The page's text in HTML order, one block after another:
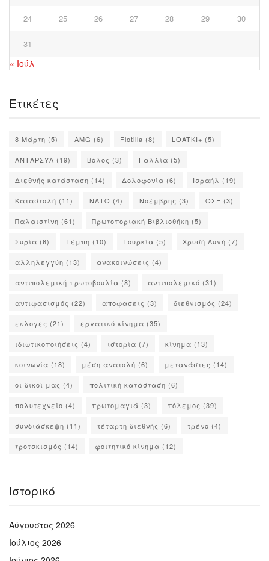
24 25 26 27 28 29 30
31
« Ιούλ
Ετικέτες
8 Μάρτη (5) AMG (6) Flotilla (8) LOATKI+ (5)
ΑΝΤΑΡΣΥΑ (19) Βόλος (3) Γαλλία (5)
Διεθνής κατάσταση (14) Δολοφονία (6) Ισραήλ (19)
Καταστολή (11) ΝΑΤΟ (4) Νοέμβρης (3) ΟΣΕ (3)
Παλαιστίνη (61) Πρωτοποριακή Βιβλιοθήκη (5)
Συρία (6) Τέμπη (10) Τουρκία (5) Χρυσή Αυγή (7)
αλληλεγγύη (13) ανακοινώσεις (4)
αντιπολεμική πρωτοβουλία (8) αντιπολεμικό (31)
αντιφασισμός (22) αποφασεις (3) διεθνισμός (24)
εκλογες (21) εργατικό κίνημα (35)
ιδιωτικοποιήσεις (4) ιστορία (7) κίνημα (13)
κοινωνία (18) μέση ανατολή (6) μετανάστες (14)
οι δικοί μας (4) πολιτική κατάσταση (6)
πολυτεχνείο (4) πρωτομαγιά (3) πόλεμος (39)
συνδιάσκεψη (11) τέταρτη διεθνής (6) τρένο (4)
τροτσκισμός (14) φοιτητικό κίνημα (12)
Ιστορικό
Αύγουστος 2026
Ιούλιος 2026